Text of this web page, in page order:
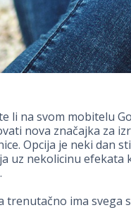
li na svom mobitelu
nova značajka za
Opcija je neki dan
uz nekolicinu
trenutačno ima svega